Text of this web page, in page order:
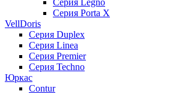
Серия Legno
Серия Porta X
VellDoris
Серия Duplex
Серия Linea
Серия Premier
Серия Techno
Юркас
Contur